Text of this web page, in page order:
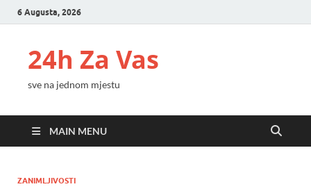
6 Augusta, 2026
24h Za Vas
sve na jednom mjestu
MAIN MENU
ZANIMLJIVOSTI